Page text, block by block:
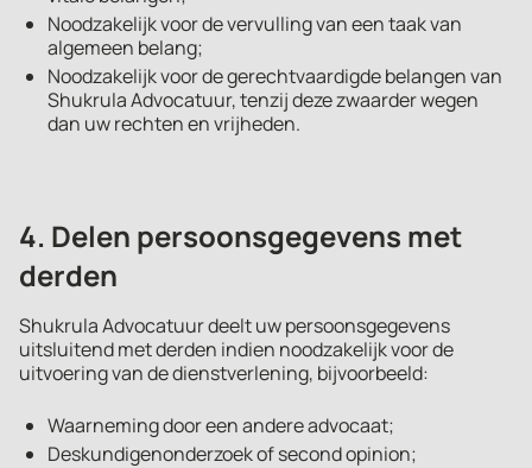
Noodzakelijk voor de vervulling van een taak van
algemeen belang;
Noodzakelijk voor de gerechtvaardigde belangen van
Shukrula Advocatuur, tenzij deze zwaarder wegen
dan uw rechten en vrijheden.
4. Delen persoonsgegevens met
derden
Shukrula Advocatuur deelt uw persoonsgegevens
uitsluitend met derden indien noodzakelijk voor de
uitvoering van de dienstverlening, bijvoorbeeld:
Waarneming door een andere advocaat;
Deskundigenonderzoek of second opinion;